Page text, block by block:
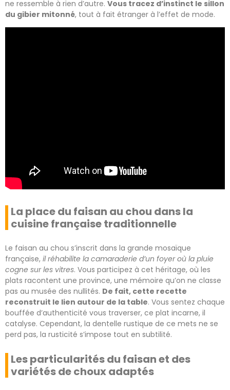
ne ressemble à rien d’autre. Vous tracez d’instinct le sillon
du gibier mitonné, tout à fait étranger à l’effet de mode.
La place du faisan au chou dans la
cuisine française traditionnelle
Le faisan au chou s’inscrit dans la grande mosaïque
française, il réhabilite la camaraderie d’un foyer où la pluie
cogne sur les vitres. Vous participez à cet héritage, où les
plats racontent une province, une mémoire qu’on ne classe
pas au musée des nullités. De fait, cette recette
reconstruit le lien autour de la table. Vous sentez chaque
bouffée d’authenticité vous traverser, ce plat incarne, il
catalyse. Cependant, la dentelle rustique de ce mets ne se
perd pas, la rusticité s’impose tout en subtilité.
Les particularités du faisan et des
variétés de choux adaptés